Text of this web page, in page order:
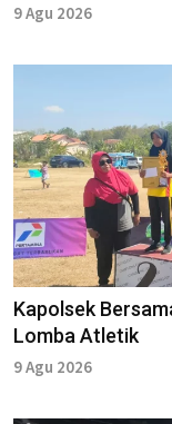
9 Agu 2026
Kapolsek
Lomba Atletik
9 Agu 2026